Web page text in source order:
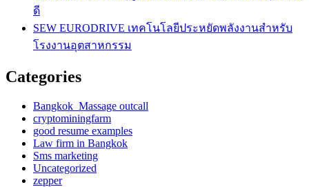
ดี
SEW EURODRIVE เทคโนโลยีประหยัดพลังงานสำหรับ
โรงงานอุตสาหกรรม
Categories
Bangkok Massage outcall
cryptominingfarm
good resume examples
Law firm in Bangkok
Sms marketing
Uncategorized
zepper